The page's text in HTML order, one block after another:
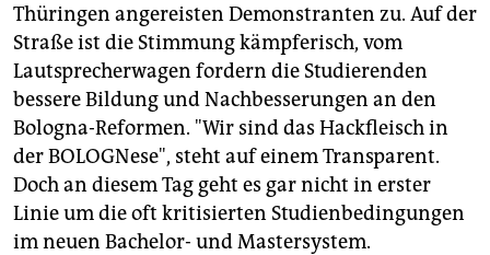
Thüringen angereisten Demonstranten zu. Auf der
Straße ist die Stimmung kämpferisch, vom
Lautsprecherwagen fordern die Studierenden
bessere Bildung und Nachbesserungen an den
Bologna-Reformen. "Wir sind das Hackfleisch in
der BOLOGNese", steht auf einem Transparent.
Doch an diesem Tag geht es gar nicht in erster
Linie um die oft kritisierten Studienbedingungen
im neuen Bachelor- und Mastersystem.